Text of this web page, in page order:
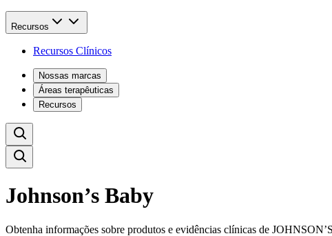
Recursos
Recursos Clínicos
Nossas marcas
Áreas terapêuticas
Recursos
Johnson’s Baby
Obtenha informações sobre produtos e evidências clínicas de